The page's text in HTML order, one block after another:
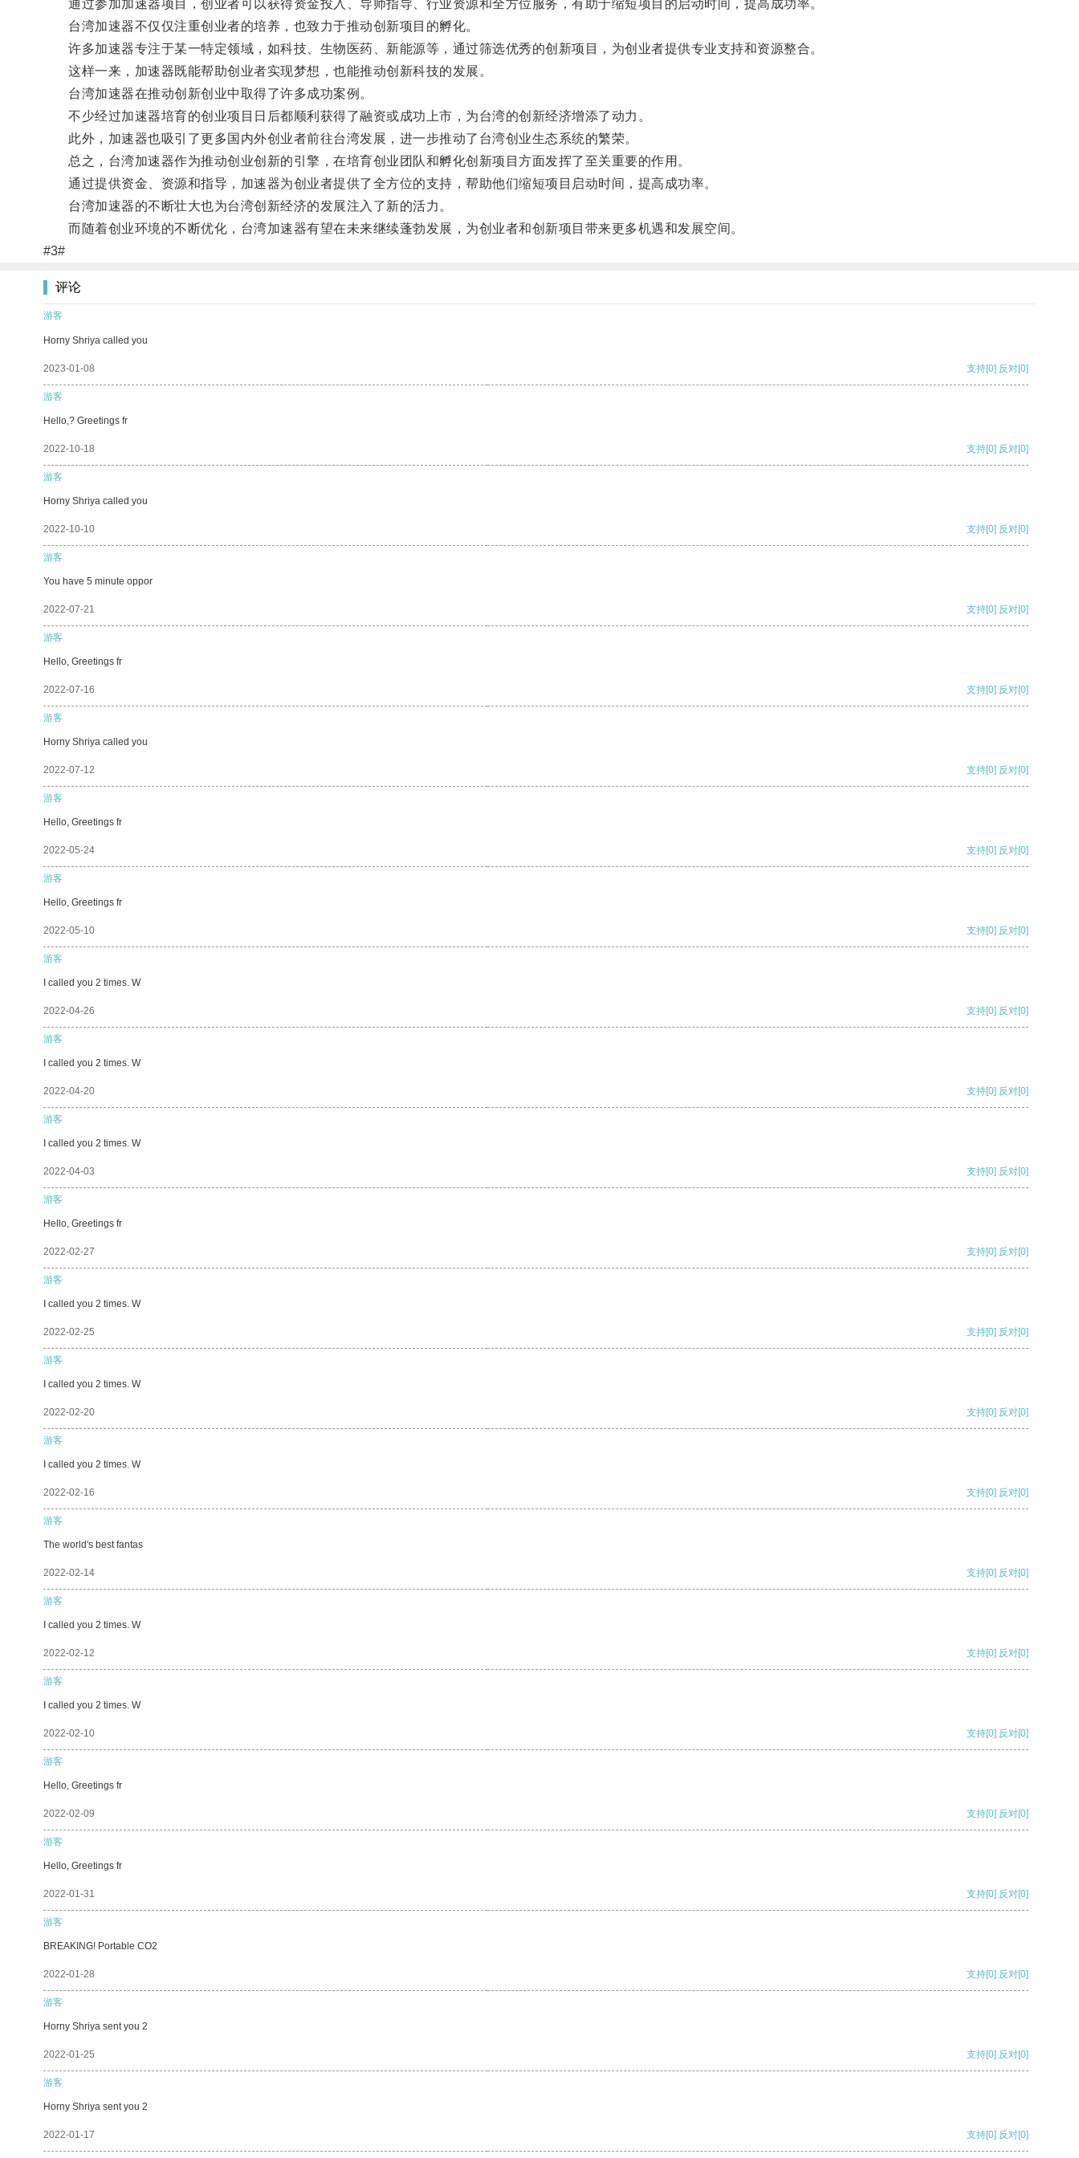
通过参加加速器项目，创业者可以获得资金投入、导师指导、行业资源和全方位服务，有助于缩短项目的启动时间，提高成功率。
台湾加速器不仅仅注重创业者的培养，也致力于推动创新项目的孵化。
许多加速器专注于某一特定领域，如科技、生物医药、新能源等，通过筛选优秀的创新项目，为创业者提供专业支持和资源整合。
这样一来，加速器既能帮助创业者实现梦想，也能推动创新科技的发展。
台湾加速器在推动创新创业中取得了许多成功案例。
不少经过加速器培育的创业项目日后都顺利获得了融资或成功上市，为台湾的创新经济增添了动力。
此外，加速器也吸引了更多国内外创业者前往台湾发展，进一步推动了台湾创业生态系统的繁荣。
总之，台湾加速器作为推动创业创新的引擎，在培育创业团队和孵化创新项目方面发挥了至关重要的作用。
通过提供资金、资源和指导，加速器为创业者提供了全方位的支持，帮助他们缩短项目启动时间，提高成功率。
台湾加速器的不断壮大也为台湾创新经济的发展注入了新的活力。
而随着创业环境的不断优化，台湾加速器有望在未来继续蓬勃发展，为创业者和创新项目带来更多机遇和发展空间。
#3#
评论
游客
Horny Shriya called you
2023-01-08 支持[0] 反对[0]
游客
Hello,? Greetings fr
2022-10-18 支持[0] 反对[0]
游客
Horny Shriya called you
2022-10-10 支持[0] 反对[0]
游客
You have 5 minute oppor
2022-07-21 支持[0] 反对[0]
游客
Hello, Greetings fr
2022-07-16 支持[0] 反对[0]
游客
Horny Shriya called you
2022-07-12 支持[0] 反对[0]
游客
Hello, Greetings fr
2022-05-24 支持[0] 反对[0]
游客
Hello, Greetings fr
2022-05-10 支持[0] 反对[0]
游客
I called you 2 times. W
2022-04-26 支持[0] 反对[0]
游客
I called you 2 times. W
2022-04-20 支持[0] 反对[0]
游客
I called you 2 times. W
2022-04-03 支持[0] 反对[0]
游客
Hello, Greetings fr
2022-02-27 支持[0] 反对[0]
游客
I called you 2 times. W
2022-02-25 支持[0] 反对[0]
游客
I called you 2 times. W
2022-02-20 支持[0] 反对[0]
游客
I called you 2 times. W
2022-02-16 支持[0] 反对[0]
游客
The world's best fantas
2022-02-14 支持[0] 反对[0]
游客
I called you 2 times. W
2022-02-12 支持[0] 反对[0]
游客
I called you 2 times. W
2022-02-10 支持[0] 反对[0]
游客
Hello, Greetings fr
2022-02-09 支持[0] 反对[0]
游客
Hello, Greetings fr
2022-01-31 支持[0] 反对[0]
游客
BREAKING! Portable CO2
2022-01-28 支持[0] 反对[0]
游客
Horny Shriya sent you 2
2022-01-25 支持[0] 反对[0]
游客
Horny Shriya sent you 2
2022-01-17 支持[0] 反对[0]